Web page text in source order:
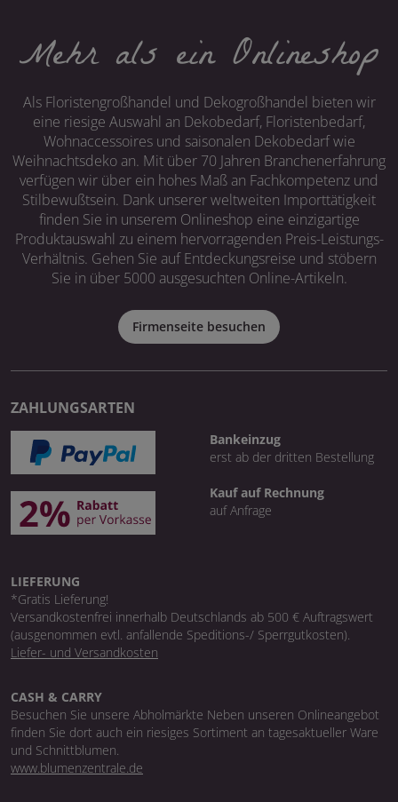
Mehr als ein Onlineshop
Als Floristengroßhandel und Dekogroßhandel bieten wir
eine riesige Auswahl an Dekobedarf, Floristenbedarf,
Wohnaccessoires und saisonalen Dekobedarf wie
Weihnachtsdeko an. Mit über 70 Jahren Branchenerfahrung
verfügen wir über ein hohes Maß an Fachkompetenz und
Stilbewußtsein. Dank unserer weltweiten Importtätigkeit
finden Sie in unserem Onlineshop eine einzigartige
Produktauswahl zu einem hervorragenden Preis-Leistungs-
Verhältnis. Gehen Sie auf Entdeckungsreise und stöbern
Sie in über 5000 ausgesuchten Online-Artikeln.
Firmenseite besuchen
ZAHLUNGSARTEN
Bankeinzug
erst ab der dritten Bestellung
Kauf auf Rechnung
auf Anfrage
LIEFERUNG
*Gratis Lieferung!
Versandkostenfrei innerhalb Deutschlands ab 500 € Auftragswert
(ausgenommen evtl. anfallende Speditions-/ Sperrgutkosten).
Liefer- und Versandkosten
CASH & CARRY
Besuchen Sie unsere Abholmärkte Neben unseren Onlineangebot
finden Sie dort auch ein riesiges Sortiment an tagesaktueller Ware
und Schnittblumen.
www.blumenzentrale.de